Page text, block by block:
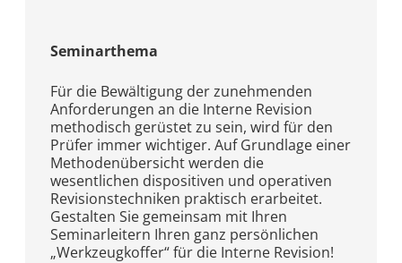
Seminarthema
Für die Bewältigung der zunehmenden
Anforderungen an die Interne Revision
methodisch gerüstet zu sein, wird für den
Prüfer immer wichtiger. Auf Grundlage einer
Methodenübersicht werden die
wesentlichen dispositiven und operativen
Revisionstechniken praktisch erarbeitet.
Gestalten Sie gemeinsam mit Ihren
Seminarleitern Ihren ganz persönlichen
„Werkzeugkoffer“ für die Interne Revision!